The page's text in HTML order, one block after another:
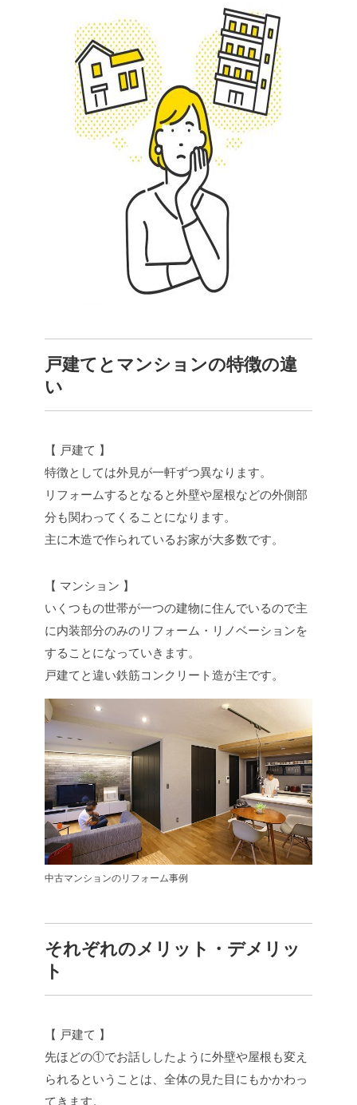
戸建てとマンションの特徴の違
い
【 戸建て 】
特徴としては外見が一軒ずつ異なります。
リフォームするとなると外壁や屋根などの外側部
分も関わってくることになります。
主に木造で作られているお家が大多数です。
【 マンション 】
いくつもの世帯が一つの建物に住んでいるので主
に内装部分のみのリフォーム・リノベーションを
することになっていきます。
戸建てと違い鉄筋コンクリート造が主です。
中古マンションのリフォーム事例
それぞれのメリット・デメリッ
ト
【 戸建て 】
先ほどの①でお話ししたように外壁や屋根も変え
られるということは、全体の見た目にもかかわっ
てきます。